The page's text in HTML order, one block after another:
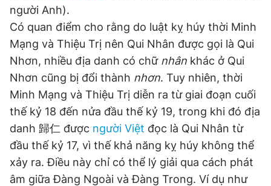
người Anh).
Có quan điểm cho rằng do luật kỵ húy thời Minh
Mạng và Thiệu Trị nên Qui Nhân được gọi là Qui
Nhơn, nhiều địa danh có chữ nhân khác ở Qui
Nhơn cũng bị đổi thành nhơn. Tuy nhiên, thời
Minh Mạng và Thiệu Trị diễn ra từ giai đoạn cuối
thế kỷ 18 đến nửa đầu thế kỷ 19, trong khi đó địa
danh 歸仁 được người Việt đọc là Qui Nhân từ
đầu thế kỷ 17, vì thế khả năng kỵ húy không thể
xảy ra. Điều này chỉ có thể lý giải qua cách phát
âm giữa Đàng Ngoài và Đàng Trong. Ví dụ như